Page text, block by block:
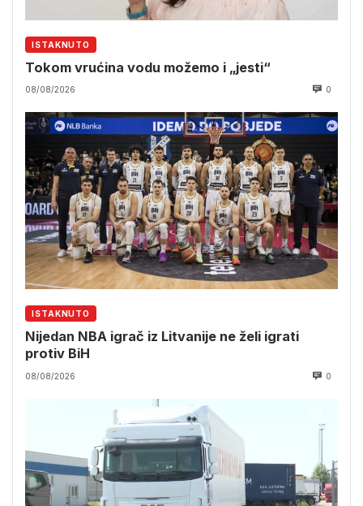
ISTAKNUTO
Tokom vrućina vodu možemo i „jesti“
08/08/2026 0
ISTAKNUTO
Nijedan NBA igrač iz Litvanije ne želi igrati
protiv BiH
08/08/2026 0